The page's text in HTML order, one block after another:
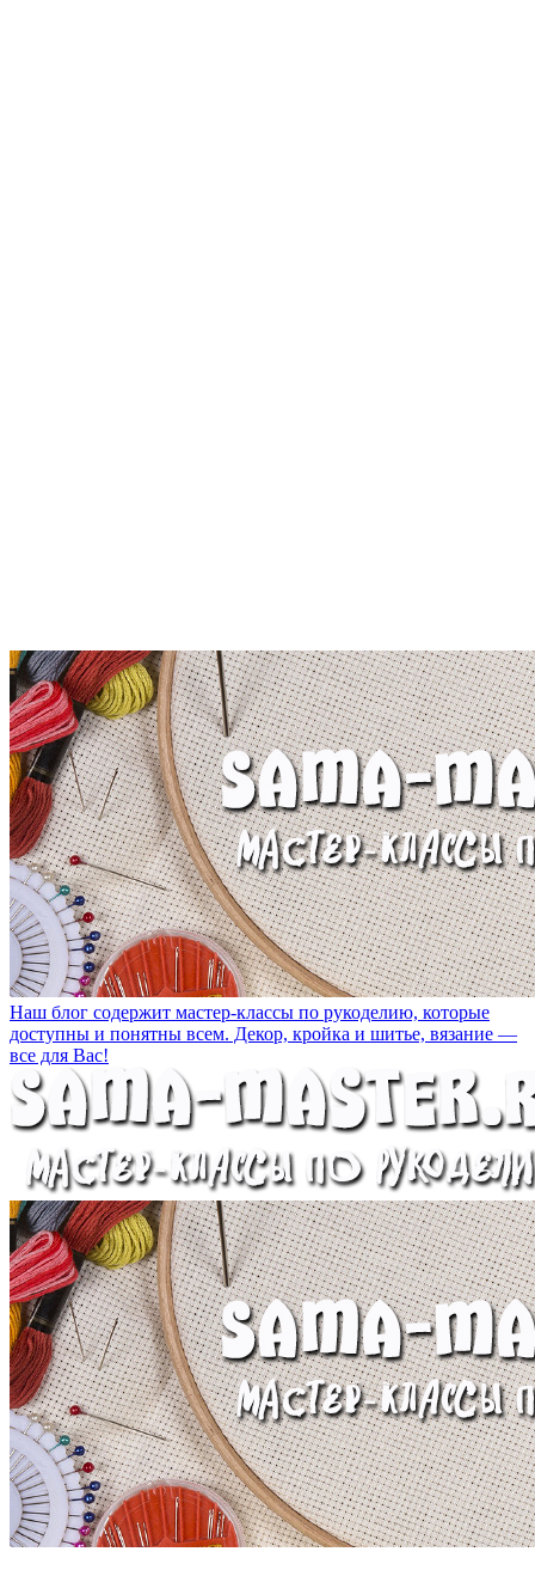
Наш блог содержит мастер-классы по рукоделию, которые
доступны и понятны всем. Декор, кройка и шитье, вязание —
все для Вас!